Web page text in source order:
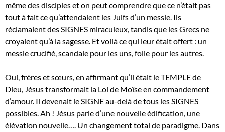
même des disciples et on peut comprendre que ce n’était pas
tout à fait ce qu’attendaient les Juifs d’un messie. Ils
réclamaient des SIGNES miraculeux, tandis que les Grecs ne
croyaient qu’à la sagesse. Et voilà ce qui leur était offert : un
messie crucifié, scandale pour les uns, folie pour les autres.
Oui, frères et sœurs, en affirmant qu’il était le TEMPLE de
Dieu, Jésus transformait la Loi de Moïse en commandement
d’amour. Il devenait le SIGNE au-delà de tous les SIGNES
possibles. Ah ! Jésus parle d’une nouvelle édification, une
élévation nouvelle…. Un changement total de paradigme. Dans